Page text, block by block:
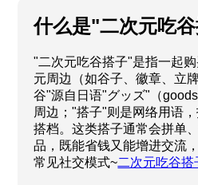
什么是"二次元吃
"二次元吃谷搭子"是指一起
元周边（如谷子、徽章、立
谷"源自日语"グッズ"（
周边；"搭子"则是网络用语
搭档。这类搭子通常会拼单
品，既能省钱又能增进交流
常见社交模式~二次元吃谷搭